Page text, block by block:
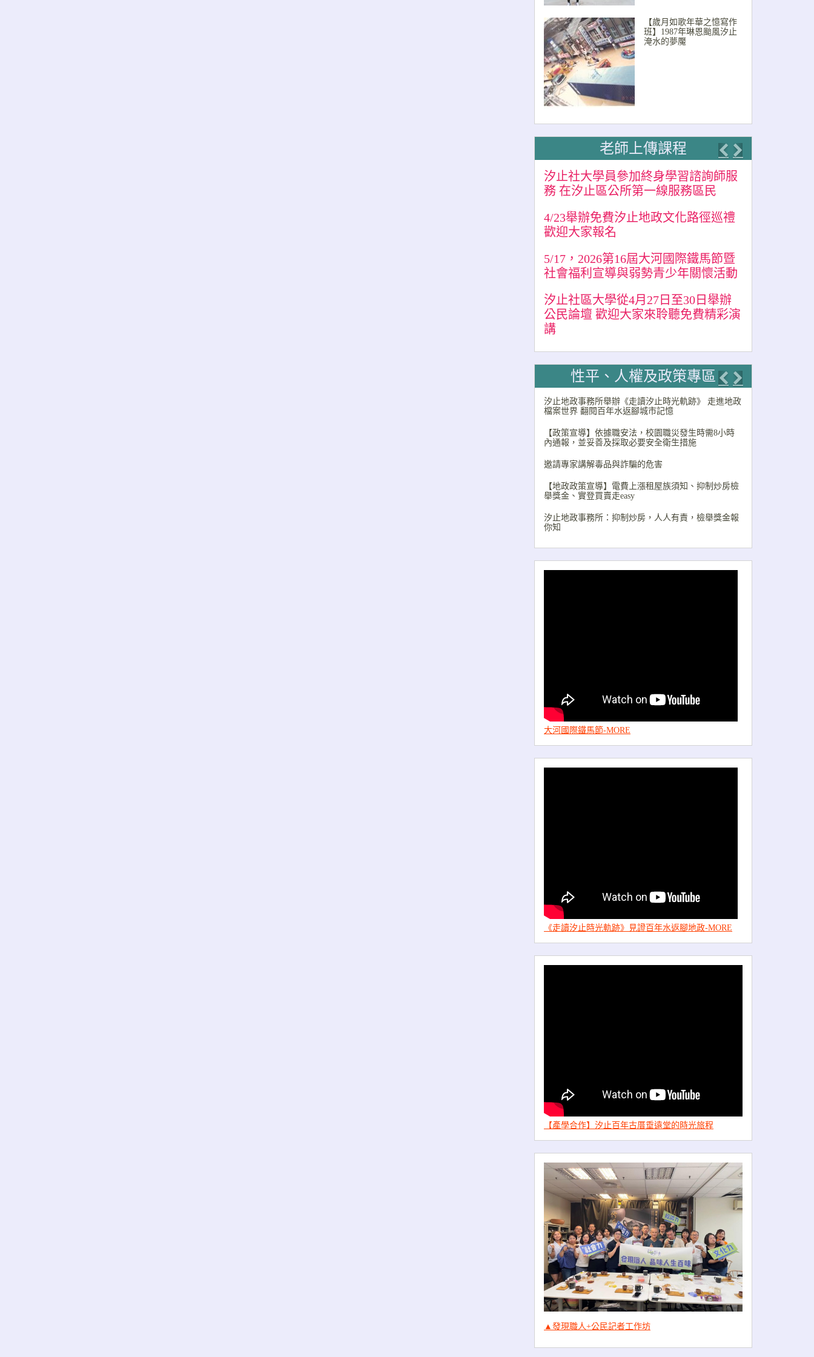
【歲月如歌年華之憶寫作
班】1987年琳恩颱風汐止
淹水的夢魘
老師上傳課程
Previous
Next
汐止社大學員參加終身學習諮詢師服
務 在汐止區公所第一線服務區民
4/23舉辦免費汐止地政文化路徑巡禮
歡迎大家報名
5/17，2026第16屆大河國際鐵馬節暨
社會福利宣導與弱勢青少年關懷活動
汐止社區大學從4月27日至30日舉辦
公民論壇 歡迎大家來聆聽免費精彩演
講
性平、人權及政策專區
Previous
Next
汐止地政事務所舉辦《走讀汐止時光軌跡》 走進地政
檔案世界 翻閱百年水返腳城市記憶
【政策宣導】依據職安法，校園職災發生時需8小時
內通報，並妥善及採取必要安全衛生措施
邀請專家講解毒品與詐騙的危害
【地政政策宣導】電費上漲租屋族須知、抑制炒房檢
舉獎金、實登買賣走easy
汐止地政事務所：抑制炒房，人人有責，檢舉獎金報
你知
大河國際鐵馬節-MORE
《走讀汐止時光軌跡》見證百年水返腳地政-MORE
【產學合作】汐止百年古厝垂遠堂的時光旅程
▲發現職人+公民記者工作坊